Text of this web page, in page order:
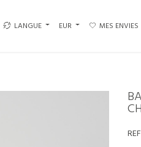
LANGUE EUR MES ENVIES